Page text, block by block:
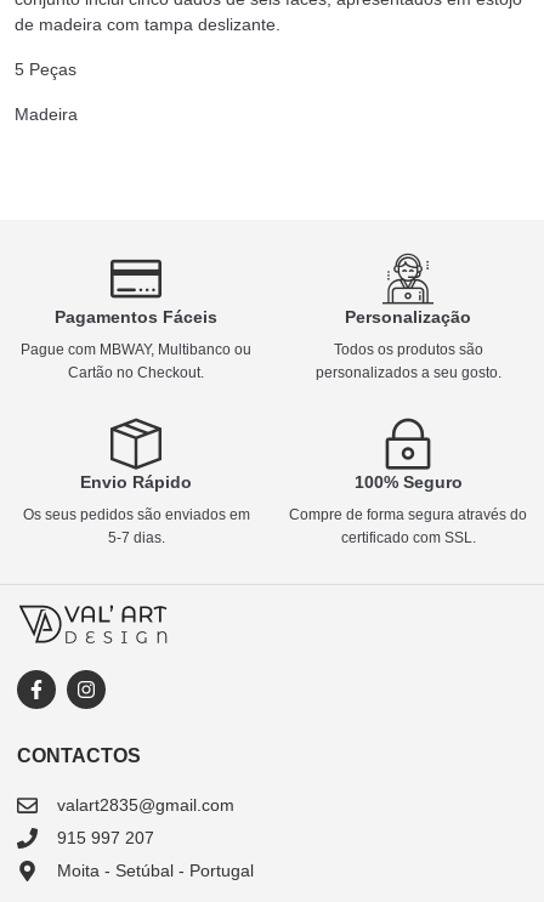
de madeira com tampa deslizante.
5 Peças
Madeira
Pagamentos Fáceis
Pague com MBWAY, Multibanco ou
Cartão no Checkout.
Personalização
Todos os produtos são
personalizados a seu gosto.
Envio Rápido
Os seus pedidos são enviados em
5-7 dias.
100% Seguro
Compre de forma segura através do
certificado com SSL.
CONTACTOS
valart2835@gmail.com
915 997 207
Moita - Setúbal - Portugal